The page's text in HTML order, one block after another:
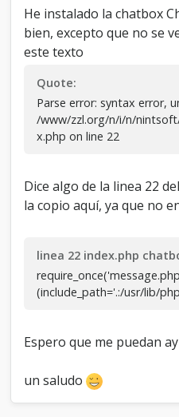
He instalado la chatbox
bien, excepto que no se
este texto
Quote:
Parse error: syntax error,
/www/zzl.org/n/i/n/
x.php on line 22
Dice algo de la linea 22
la copio aquí, ya que no
linea 22 index.php
(include_path='.:/usr/lib/
Espero que me puedan
un saludo